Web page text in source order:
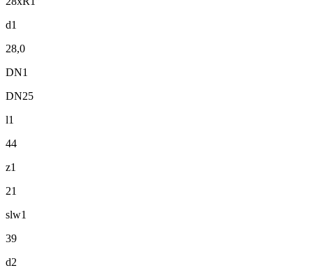
d1
28,0
DN1
DN25
l1
44
z1
21
slw1
39
d2